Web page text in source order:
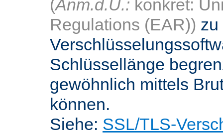
(Anm.d.Ü.: konkret:
Regulations (EAR)) zu
Schlüssellänge
gewöhnlich mittels
können.
Siehe: SSL/TLS-